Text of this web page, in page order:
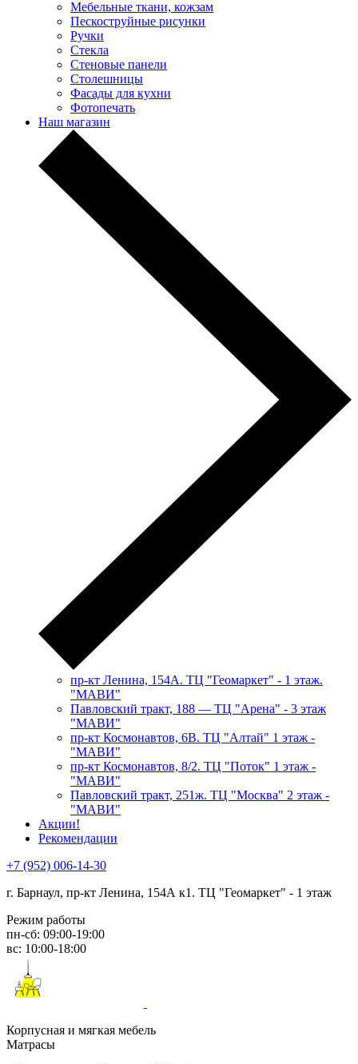
Мебельные ткани, кожзам
Пескоструйные рисунки
Ручки
Стекла
Стеновые панели
Столешницы
Фасады для кухни
Фотопечать
Наш магазин
пр-кт Ленина, 154А. ТЦ "Геомаркет" - 1 этаж.
"МАВИ"
​Павловский тракт, 188 — ТЦ "Арена" - 3 этаж
"МАВИ"
пр-кт Космонавтов, 6В. ТЦ "Алтай" 1 этаж -
"МАВИ"
пр-кт Космонавтов, 8/2. ТЦ "Поток" 1 этаж -
"МАВИ"
Павловский тракт, 251ж. ТЦ "Москва" 2 этаж -
"МАВИ"
Акции!
Рекомендации
+7 (952) 006-14-30
г. Барнаул, пр-кт Ленина, 154А к1. ТЦ "Геомаркет" - 1 этаж
Режим работы
пн-сб: 09:00-19:00
вс: 10:00-18:00
Корпусная и мягкая мебель
Матрасы